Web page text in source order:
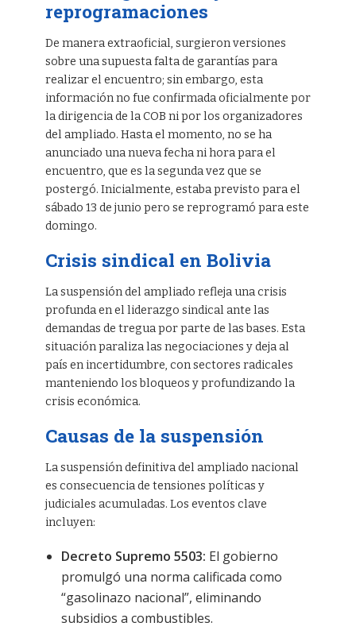
reprogramaciones
De manera extraoficial, surgieron versiones
sobre una supuesta falta de garantías para
realizar el encuentro; sin embargo, esta
información no fue confirmada oficialmente por
la dirigencia de la COB ni por los organizadores
del ampliado. Hasta el momento, no se ha
anunciado una nueva fecha ni hora para el
encuentro, que es la segunda vez que se
postergó. Inicialmente, estaba previsto para el
sábado 13 de junio pero se reprogramó para este
domingo.
Crisis sindical en Bolivia
La suspensión del ampliado refleja una crisis
profunda en el liderazgo sindical ante las
demandas de tregua por parte de las bases. Esta
situación paraliza las negociaciones y deja al
país en incertidumbre, con sectores radicales
manteniendo los bloqueos y profundizando la
crisis económica.
Causas de la suspensión
La suspensión definitiva del ampliado nacional
es consecuencia de tensiones políticas y
judiciales acumuladas. Los eventos clave
incluyen:
Decreto Supremo 5503: El gobierno
promulgó una norma calificada como
“gasolinazo nacional”, eliminando
subsidios a combustibles.